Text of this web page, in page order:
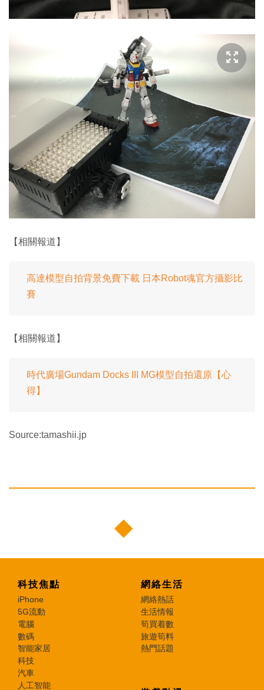
【相關報道】
高達模型自拍背景免費下載 日本Robot魂官方攝影比
賽
【相關報道】
時代廣場Gundam Docks III MG模型自拍還原【心
得】
Source:tamashii.jp
科技焦點
iPhone
5G流動
電腦
數碼
智能家居
科技
汽車
人工智能
網絡生活
網絡熱話
生活情報
筍買着數
旅遊筍料
熱門話題